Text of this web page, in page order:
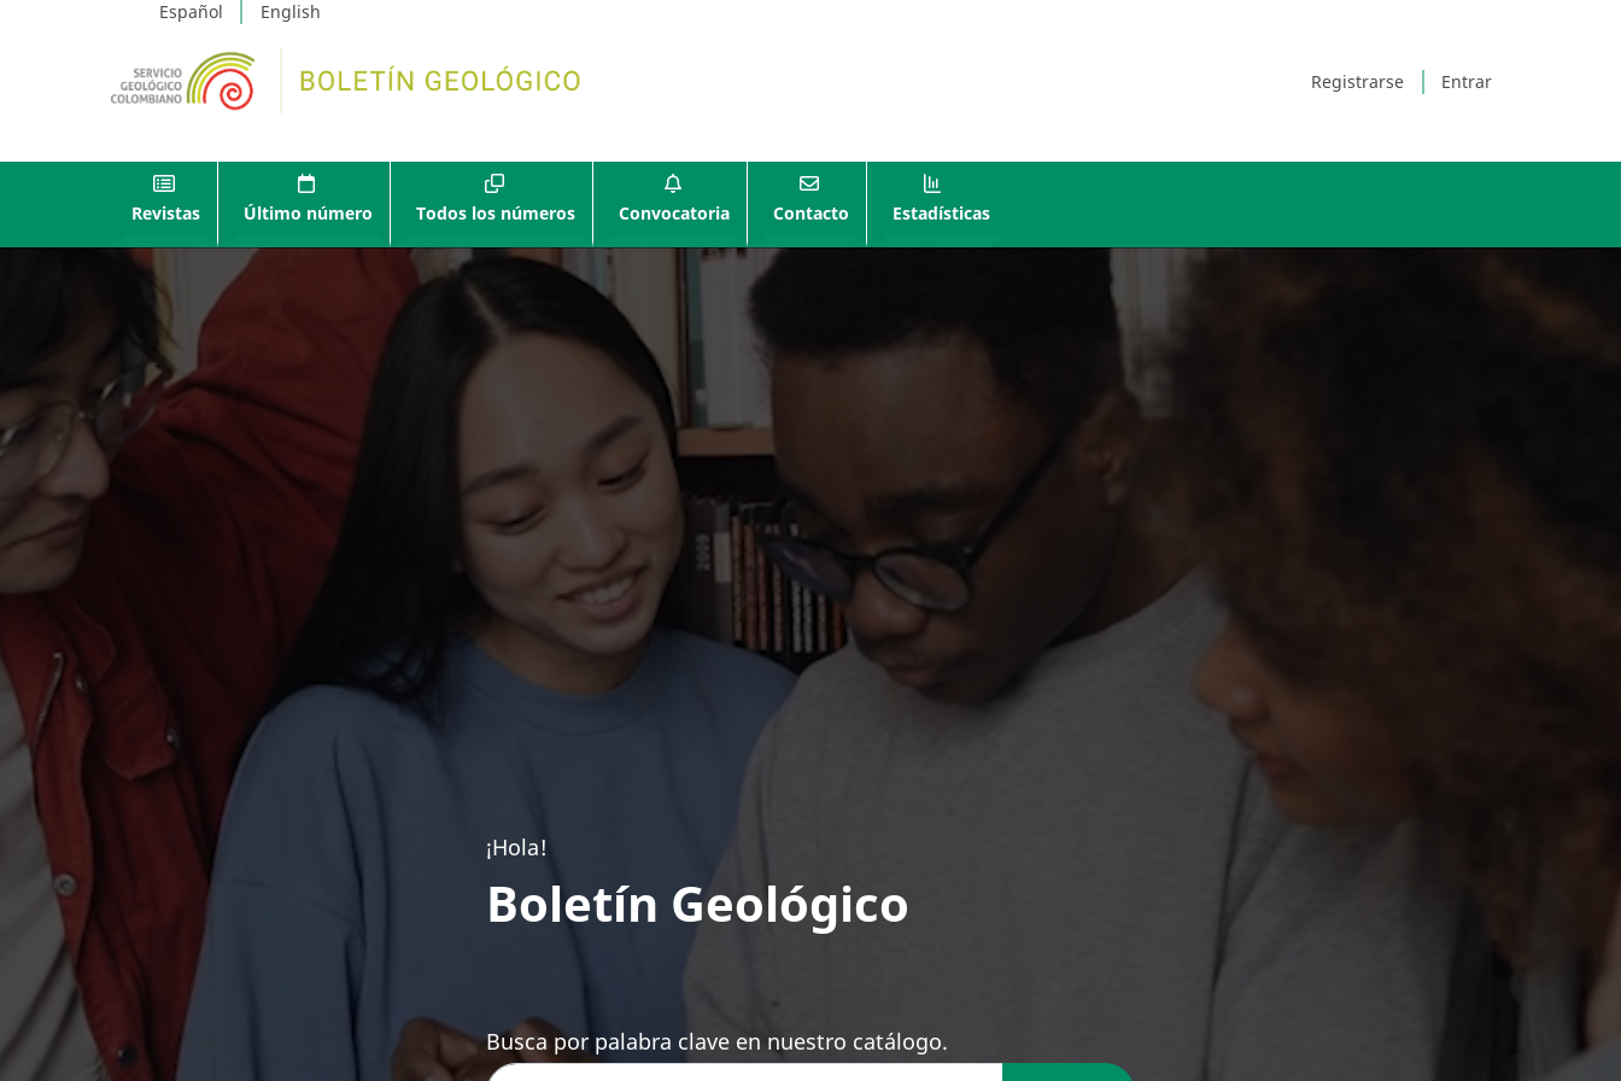
Español English
Registrarse Entrar
Revistas Último número Todos los números Convocatoria Contacto Estadísticas
¡Hola!
Boletín Geológico
Busca por palabra clave en nuestro catálogo.